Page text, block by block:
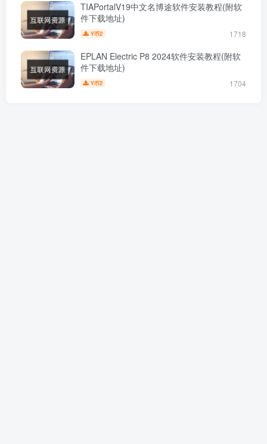
TIAPortalV19中文名博途软件安装教程(附软
件下载地址)
Y币2 1718
EPLAN Electric P8 2024软件安装教程(附软
件下载地址)
Y币2 1704